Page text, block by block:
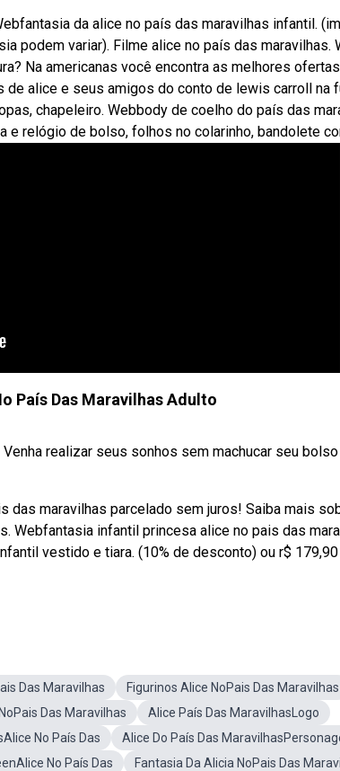
da alice no país das maravilhas infantil.
podem variar). Filme alice no país das maravilhas.
Na americanas você encontra as melhores
alice e seus amigos do conto de lewis carroll na
chapeleiro. Webbody de coelho do país das
e relógio de bolso, folhos no colarinho, bandolete
País Das Maravilhas Adulto
realizar seus sonhos sem machucar seu
das maravilhas parcelado sem juros! Saiba mais
Webfantasia infantil princesa alice no pais das
vestido e tiara. (10% de desconto) ou r$
Das Maravilhas
Figurinos Alice NoPais Das Maravilhas
Das Maravilhas
Alice País Das MaravilhasLogo
No País Das
Alice Do País Das
No País Das
Fantasia Da Alicia NoPais Das